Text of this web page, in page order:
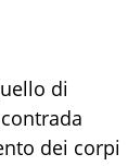
di
dei corpi